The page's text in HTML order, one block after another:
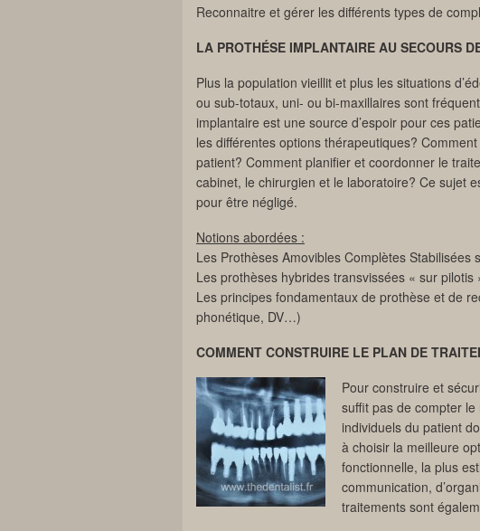
Reconnaitre et gérer les différents types de
LA PROTHÉSE IMPLANTAIRE AU SECOURS
Plus la population vieillit et plus les situations
ou sub-totaux, uni- ou bi-maxillaires sont
implantaire est une source d’espoir pour ces
les différentes options thérapeutiques?
patient? Comment planifier et coordonner le
cabinet, le chirurgien et le laboratoire? Ce sujet
pour être négligé.
Notions abordées :
Les Prothèses Amovibles Complètes
Les prothèses hybrides transvissées « sur
Les principes fondamentaux de prothèse et de
phonétique, DV…)
COMMENT CONSTRUIRE LE PLAN DE
Pour construire et
suffit pas de compter
individuels du patient
à choisir la meilleure
fonctionnelle, la plus
communication,
traitements sont